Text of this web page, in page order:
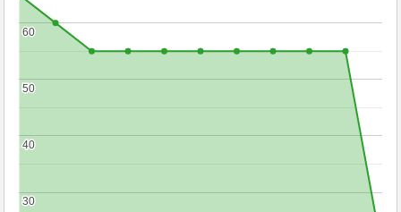
30
30
40
40
50
50
60
60